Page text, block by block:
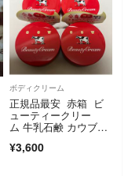
ボディクリーム
正規品最安 赤箱 ビ
ューティークリー
ム 牛乳石鹸 カウブラ
¥3,600